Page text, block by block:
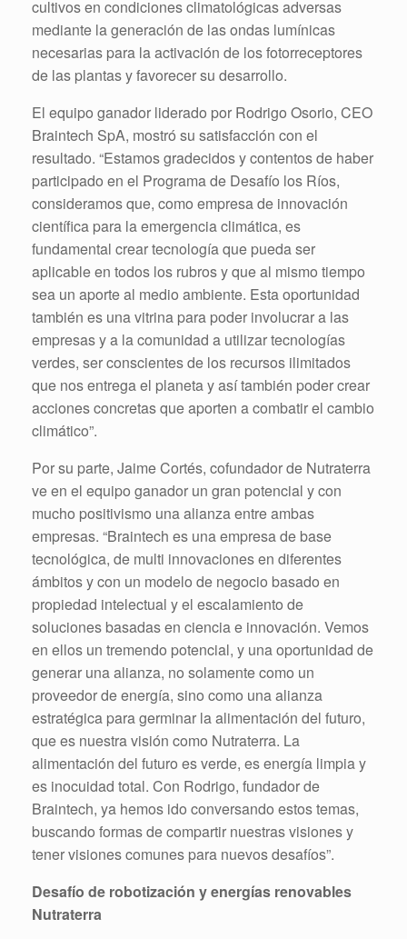
cultivos en condiciones climatológicas adversas
mediante la generación de las ondas lumínicas
necesarias para la activación de los fotorreceptores
de las plantas y favorecer su desarrollo.
El equipo ganador liderado por Rodrigo Osorio, CEO
Braintech SpA, mostró su satisfacción con el
resultado. “Estamos gradecidos y contentos de haber
participado en el Programa de Desafío los Ríos,
consideramos que, como empresa de innovación
científica para la emergencia climática, es
fundamental crear tecnología que pueda ser
aplicable en todos los rubros y que al mismo tiempo
sea un aporte al medio ambiente. Esta oportunidad
también es una vitrina para poder involucrar a las
empresas y a la comunidad a utilizar tecnologías
verdes, ser conscientes de los recursos ilimitados
que nos entrega el planeta y así también poder crear
acciones concretas que aporten a combatir el cambio
climático”.
Por su parte, Jaime Cortés, cofundador de Nutraterra
ve en el equipo ganador un gran potencial y con
mucho positivismo una alianza entre ambas
empresas. “Braintech es una empresa de base
tecnológica, de multi innovaciones en diferentes
ámbitos y con un modelo de negocio basado en
propiedad intelectual y el escalamiento de
soluciones basadas en ciencia e innovación. Vemos
en ellos un tremendo potencial, y una oportunidad de
generar una alianza, no solamente como un
proveedor de energía, sino como una alianza
estratégica para germinar la alimentación del futuro,
que es nuestra visión como Nutraterra. La
alimentación del futuro es verde, es energía limpia y
es inocuidad total. Con Rodrigo, fundador de
Braintech, ya hemos ido conversando estos temas,
buscando formas de compartir nuestras visiones y
tener visiones comunes para nuevos desafíos”.
Desafío de robotización y energías renovables
Nutraterra